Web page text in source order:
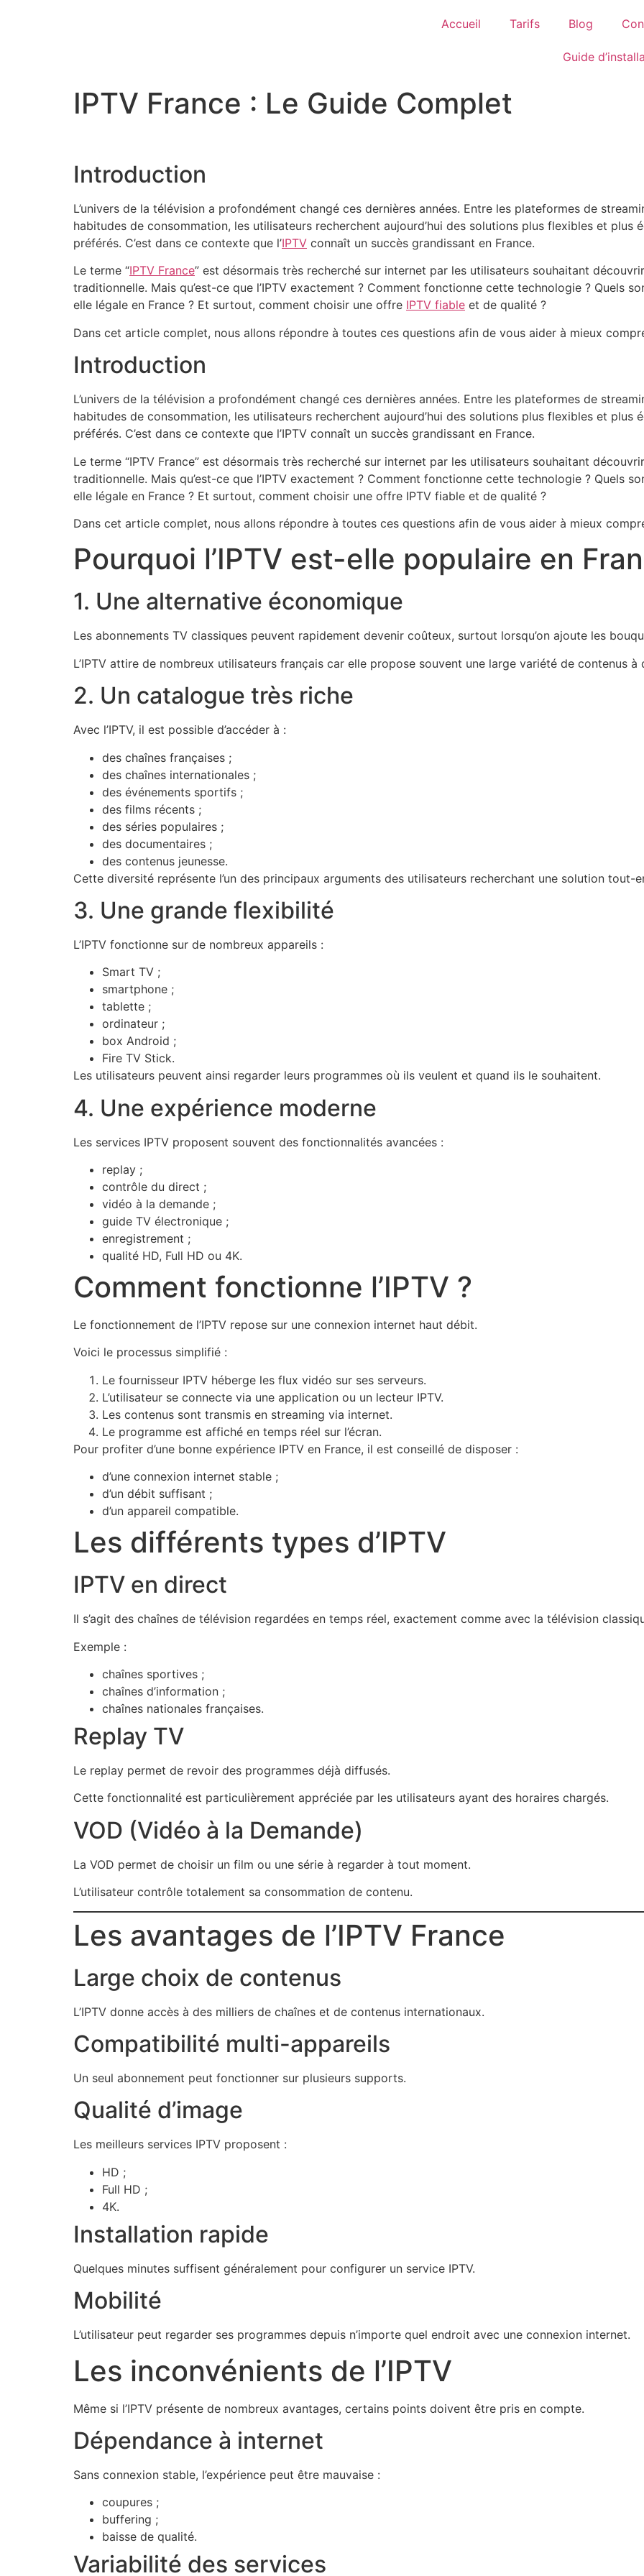
Accueil Tarifs Blog
Guide
IPTV France : Le Guide Complet
Introduction
L’univers de la télévision a profondément changé ces dernières années. Entre les plateformes de
habitudes de consommation, les utilisateurs recherchent aujourd’hui des solutions plus flexibles et plus
préférés. C’est dans ce contexte que l’IPTV connaît un succès grandissant en France.
Le terme “IPTV France” est désormais très recherché sur internet par les utilisateurs souhaitant
traditionnelle. Mais qu’est-ce que l’IPTV exactement ? Comment fonctionne cette technologie ? Quels
elle légale en France ? Et surtout, comment choisir une offre IPTV fiable et de qualité ?
Dans cet article complet, nous allons répondre à toutes ces questions afin de vous aider à mieux
Introduction
L’univers de la télévision a profondément changé ces dernières années. Entre les plateformes de
habitudes de consommation, les utilisateurs recherchent aujourd’hui des solutions plus flexibles et plus
préférés. C’est dans ce contexte que l’IPTV connaît un succès grandissant en France.
Le terme “IPTV France” est désormais très recherché sur internet par les utilisateurs souhaitant
traditionnelle. Mais qu’est-ce que l’IPTV exactement ? Comment fonctionne cette technologie ? Quels
elle légale en France ? Et surtout, comment choisir une offre IPTV fiable et de qualité ?
Dans cet article complet, nous allons répondre à toutes ces questions afin de vous aider à mieux
Pourquoi l’IPTV est-elle populaire en
1. Une alternative économique
Les abonnements TV classiques peuvent rapidement devenir coûteux, surtout lorsqu’on ajoute les
L’IPTV attire de nombreux utilisateurs français car elle propose souvent une large variété de contenus à
2. Un catalogue très riche
Avec l’IPTV, il est possible d’accéder à :
des chaînes françaises ;
des chaînes internationales ;
des événements sportifs ;
des films récents ;
des séries populaires ;
des documentaires ;
des contenus jeunesse.
Cette diversité représente l’un des principaux arguments des utilisateurs recherchant une solution tout-
3. Une grande flexibilité
L’IPTV fonctionne sur de nombreux appareils :
Smart TV ;
smartphone ;
tablette ;
ordinateur ;
box Android ;
Fire TV Stick.
Les utilisateurs peuvent ainsi regarder leurs programmes où ils veulent et quand ils le souhaitent.
4. Une expérience moderne
Les services IPTV proposent souvent des fonctionnalités avancées :
replay ;
contrôle du direct ;
vidéo à la demande ;
guide TV électronique ;
enregistrement ;
qualité HD, Full HD ou 4K.
Comment fonctionne l’IPTV ?
Le fonctionnement de l’IPTV repose sur une connexion internet haut débit.
Voici le processus simplifié :
Le fournisseur IPTV héberge les flux vidéo sur ses serveurs.
L’utilisateur se connecte via une application ou un lecteur IPTV.
Les contenus sont transmis en streaming via internet.
Le programme est affiché en temps réel sur l’écran.
Pour profiter d’une bonne expérience IPTV en France, il est conseillé de disposer :
d’une connexion internet stable ;
d’un débit suffisant ;
d’un appareil compatible.
Les différents types d’IPTV
IPTV en direct
Il s’agit des chaînes de télévision regardées en temps réel, exactement comme avec la télévision
Exemple :
chaînes sportives ;
chaînes d’information ;
chaînes nationales françaises.
Replay TV
Le replay permet de revoir des programmes déjà diffusés.
Cette fonctionnalité est particulièrement appréciée par les utilisateurs ayant des horaires chargés.
VOD (Vidéo à la Demande)
La VOD permet de choisir un film ou une série à regarder à tout moment.
L’utilisateur contrôle totalement sa consommation de contenu.
Les avantages de l’IPTV France
Large choix de contenus
L’IPTV donne accès à des milliers de chaînes et de contenus internationaux.
Compatibilité multi-appareils
Un seul abonnement peut fonctionner sur plusieurs supports.
Qualité d’image
Les meilleurs services IPTV proposent :
HD ;
Full HD ;
4K.
Installation rapide
Quelques minutes suffisent généralement pour configurer un service IPTV.
Mobilité
L’utilisateur peut regarder ses programmes depuis n’importe quel endroit avec une connexion internet.
Les inconvénients de l’IPTV
Même si l’IPTV présente de nombreux avantages, certains points doivent être pris en compte.
Dépendance à internet
Sans connexion stable, l’expérience peut être mauvaise :
coupures ;
buffering ;
baisse de qualité.
Variabilité des services